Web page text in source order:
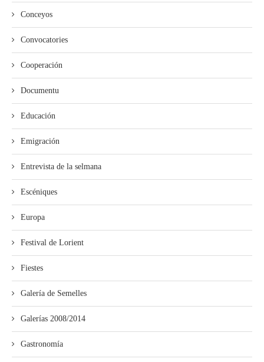
Conceyos
Convocatories
Cooperación
Documentu
Educación
Emigración
Entrevista de la selmana
Escéniques
Europa
Festival de Lorient
Fiestes
Galería de Semelles
Galerías 2008/2014
Gastronomía